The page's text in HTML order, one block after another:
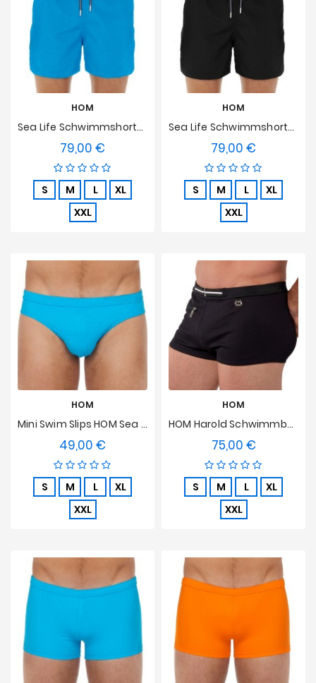
HOM
Sea Life Schwimmshorts HOM - Türkis
79,00 €
S M L
XL
XXL
HOM
Sea Life Schwimmshorts HOM - Schwarz
79,00 €
S M L
XL
XXL
HOM
Mini Swim Slips HOM Sea Life - Türkis
49,00 €
S M L
XL
XXL
HOM
HOM Harold Schwimmboxer
75,00 €Preis
S M L
XL
XXL